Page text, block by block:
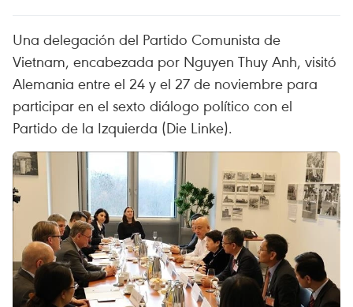
Una delegación del Partido Comunista de
Vietnam, encabezada por Nguyen Thuy Anh, visitó
Alemania entre el 24 y el 27 de noviembre para
participar en el sexto diálogo político con el
Partido de la Izquierda (Die Linke).